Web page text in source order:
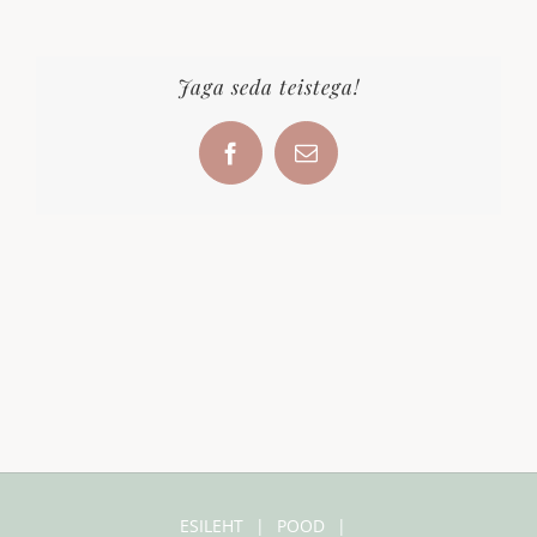
Jaga seda teistega!
FacebookEmail
ESILEHT POOD